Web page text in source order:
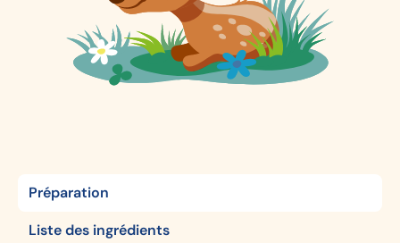
Préparation
Liste des ingrédients